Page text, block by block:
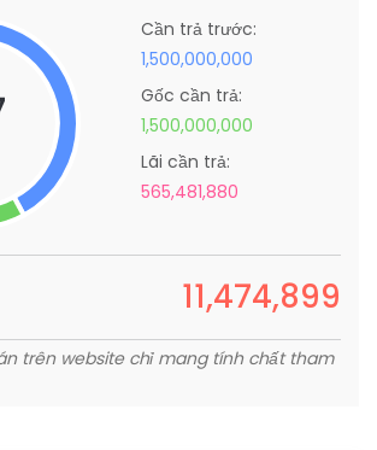
Cần trả trước:
1,500,000,000
Gốc cần trả:
1,500,000,000
Lãi cần trả:
565,481,880
11,474,899
trên website chỉ mang tính chất tham